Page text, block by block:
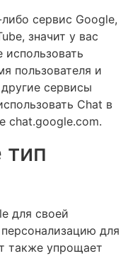
сервис Google,
значит у вас
пользователя и
сервисы
Chat в
chat.google.com.
для своей
для
также упрощает